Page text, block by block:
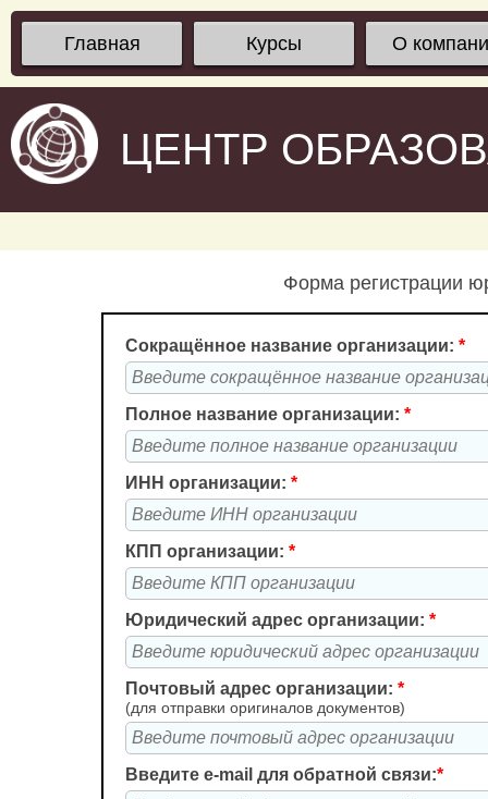
Главная Курсы О
ЦЕНТР
Форма регистрации
Сокращённое название организации: *
Полное название организации: *
ИНН организации: *
КПП организации: *
Юридический адрес организации: *
Почтовый адрес организации: *
(для отправки оригиналов документов)
Введите e-mail для обратной связи:*